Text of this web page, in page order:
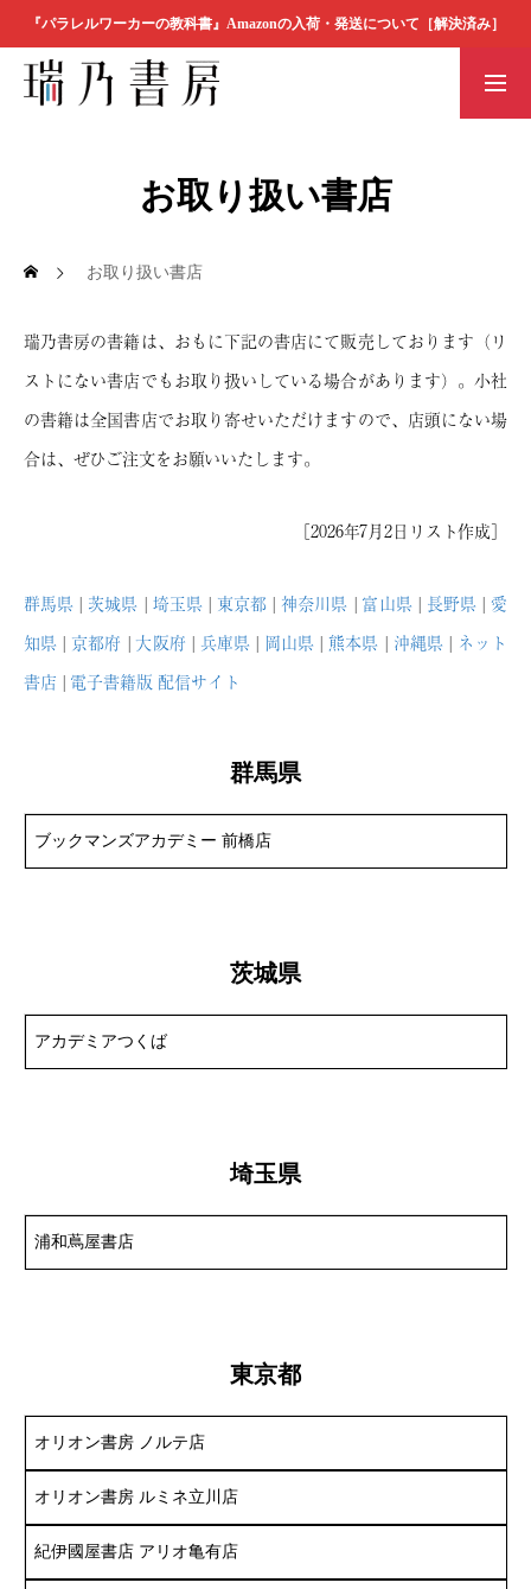
『パラレルワーカーの教科書』Amazonの入荷・発送について［解決済み］
書店の方へ 瑞乃書房の本
MESSAGE
COMPANY
ORDER
NEWS
瑞乃書房からのお知らせ
CONTACT
お取り扱い書店
お取り扱い書店
瑞乃書房の書籍は、おもに下記の書店にて販売しております（リ
ストにない書店でもお取り扱いしている場合があります）。小社
の書籍は全国書店でお取り寄せいただけますので、店頭にない場
合は、ぜひご注文をお願いいたします。
［2026年7月2日リスト作成］
群馬県 | 茨城県 | 埼玉県| 東京都 | 神奈川県 | 富山県| 長野県 |愛
知県 | 京都府 |大阪府 | 兵庫県 | 岡山県 |熊本県 | 沖縄県| ネット
書店 | 電子書籍版 配信サイト
群馬県
ブックマンズアカデミー 前橋店
茨城県
アカデミアつくば
埼玉県
浦和蔦屋書店
東京都
オリオン書房 ノルテ店
オリオン書房 ルミネ立川店
紀伊國屋書店 アリオ亀有店